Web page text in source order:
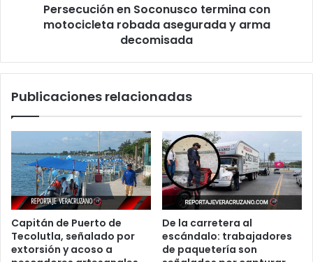
decomisada
Persecución en Soconusco termina con
motocicleta robada asegurada y arma
decomisada
Publicaciones relacionadas
Capitán de Puerto de
Tecolutla, señalado por
extorsión y acoso a
De la carretera al
escándalo: trabajadores
de paquetería son